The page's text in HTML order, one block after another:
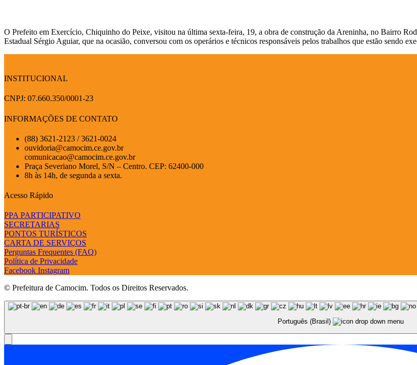
O Prefeito em Exercício, Chiquinho do Peixe, visitou na última sexta-feira, 19, a obra de construção da Areninha, no Bairro
Estadual Sérgio Aguiar, que na ocasião, conversou com os operários e técnicos responsáveis pelos trabalhos que estão sendo
INSTITUCIONAL
CNPJ: 07.660.350/0001-23
INFORMAÇÕES DE CONTATO
(88) 3621-2123 / 3621-0024
ouvidoria@camocim.ce.gov.br
comunicacao@camocim.ce.gov.br
Praça Severiano Morel, S/N – Centro. CEP: 62400-000
8h às 14h, de segunda a sexta.
Acesso Rápido
PPA PARTICIPATIVO
SECRETARIAS
PONTOS TURÍSTICOS
CARTA DE SERVIÇOS
Perguntas Frequentes (FAQ)
Política de Privacidade
Facebook Instagram
© Prefeitura de Camocim. Todos os Direitos Reservados.
Português (Brasil)